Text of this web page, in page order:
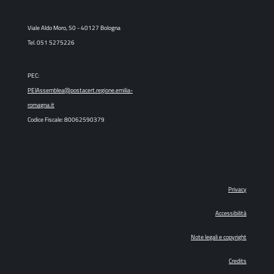
Viale Aldo Moro, 50 - 40127 Bologna
Tel. 051 5275226
PEC:
PEIAssemblea@postacert.regione.emilia-
romagna.it
Codice Fiscale: 80062590379
Privacy
Accessibilità
Note legali e copyright
Credits